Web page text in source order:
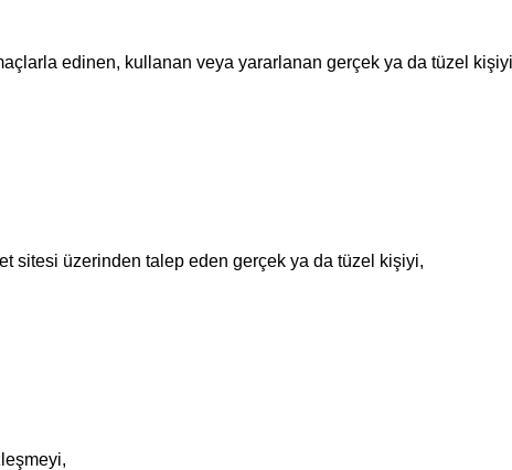
edinen, kullanan veya yararlanan gerçek ya da tüzel
sitesi üzerinden talep eden gerçek ya da tüzel kişiyi,